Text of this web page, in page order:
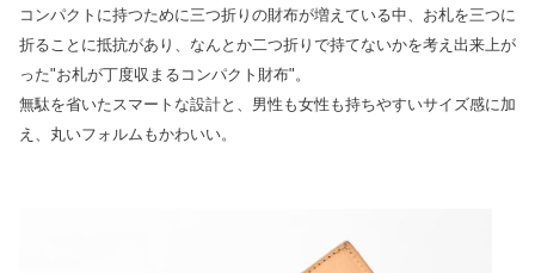
コンパクトに持つために三つ折りの財布が増えている中、お札を三つに
折ることに抵抗があり、なんとか二つ折りで持てないかを考え出来上が
った"お札が丁度収まるコンパクト財布"。
無駄を省いたスマートな設計と、男性も女性も持ちやすいサイズ感に加
え、丸いフォルムもかわいい。